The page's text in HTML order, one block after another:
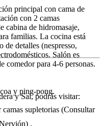
principal con cama de
con 2 camas
cabina de hidromasaje,
familias. La cocina está
de detalles (nespresso,
Salón es
comedor para 4-6 personas.
y ping-pong.
supletorias (Consultar
y Sal, podrás visitar:
.